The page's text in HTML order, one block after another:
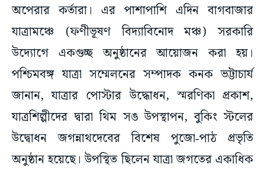
অপেরার কর্তারা। এর পাশাপাশি এদিন বাগবাজার
যাত্রামঞ্চে (ফণীভূষণ বিদ্যাবিনোদ মঞ্চ) সরকারি
উদ্যোগে একগুচ্ছ অনুষ্ঠানের আয়োজন করা হয়।
পশ্চিমবঙ্গ যাত্রা সম্মেলনের সম্পাদক কনক ভট্টাচার্য
জানান, যাত্রার পোস্টার উদ্ধোধন, স্মরণিকা প্রকাশ,
যাত্রশিল্পীদের দ্বারা থিম সঙ উপস্থাপন, বুকিং স্টলের
উদ্বোধন জগন্নাথদেবের বিশেষ পুজো‑পাঠ প্রভৃতি
অনুষ্ঠান হয়েছে। উপস্থিত ছিলেন যাত্রা জগতের একাধিক